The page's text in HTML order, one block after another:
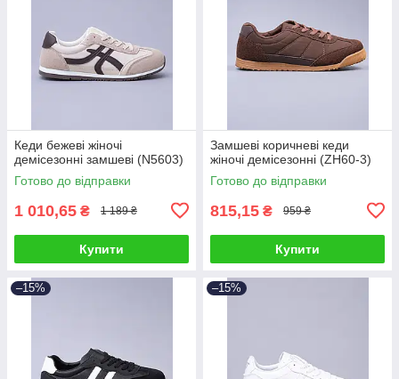
Кеди бежеві жіночі
демісезонні замшеві (N5603)
Готово до відправки
1 010,65 ₴ 1 189 ₴
Купити
Замшеві коричневі кеди
жіночі демісезонні (ZH60-3)
Готово до відправки
815,15 ₴ 959 ₴
Купити
–15% –15%